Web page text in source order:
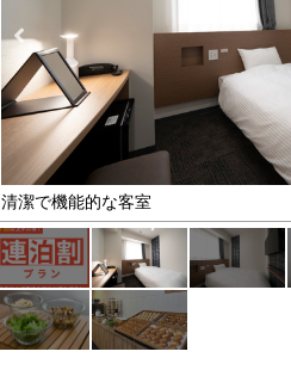
清潔で機能的な客室